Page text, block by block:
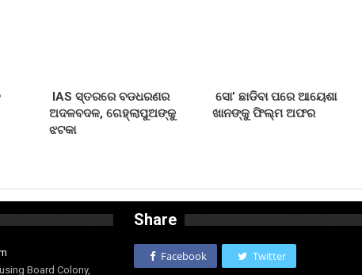
IAS ସ୍ତରରେ ବଡଧରଣର
ଅଦଳବଦଳ, ଗେହ୍ଲାପୁଅଙ୍କୁ
ଝଟକା
ସୋ’ ଛାଡିବା ପରେ ଆୟେଶା
ଖାନଙ୍କୁ ଫିଲ୍ମ ଅଫର
Board Colony,
Share
Facebook Twitter